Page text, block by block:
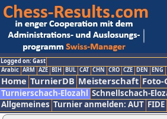
Logged on: Gast
Arabic ARM AZE BIH BUL CAT CHN CRO CZE DEN ENG
Home TurnierDB Meisterschaft Foto-
Turnierschach-Elozahl Schnellschach-
Allgemeines Turnier anmelden: AUT FIDE